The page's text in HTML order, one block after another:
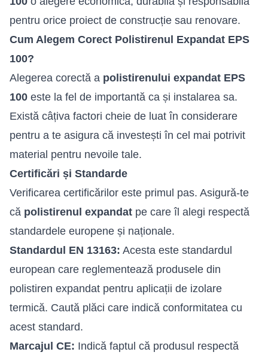
pentru orice proiect de construcție sau renovare.
Cum Alegem Corect Polistirenul Expandat EPS
100?
Alegerea corectă a polistirenului expandat EPS
100 este la fel de importantă ca și instalarea sa.
Există câțiva factori cheie de luat în considerare
pentru a te asigura că investești în cel mai potrivit
material pentru nevoile tale.
Certificări și Standarde
Verificarea certificărilor este primul pas. Asigură-te
că polistirenul expandat pe care îl alegi respectă
standardele europene și naționale.
Standardul EN 13163: Acesta este standardul
european care reglementează produsele din
polistiren expandat pentru aplicații de izolare
termică. Caută plăci care indică conformitatea cu
acest standard.
Marcajul CE: Indică faptul că produsul respectă